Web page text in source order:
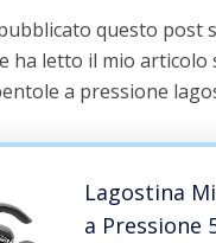
questo post
ha letto il mio
a pressione
Lagostina
a Pressione